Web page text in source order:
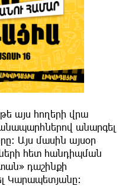
այս հողերի վրա
անարգել
Այս մասին այսօր
հետ հանդիպման
դաշինքի
Կարապետյանը: